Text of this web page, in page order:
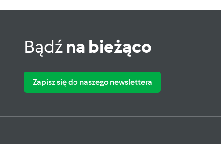
Bądźna bieżąco
Zapisz się do naszego newslettera